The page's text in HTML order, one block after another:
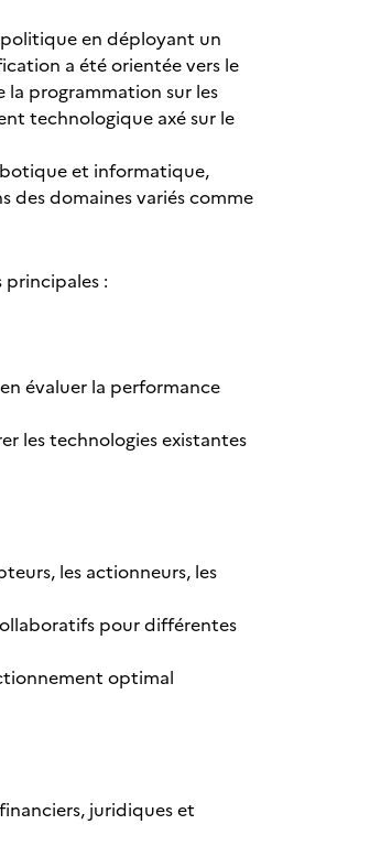
en déployant un
a été orientée vers le
programmation sur les
technologique axé sur le
et informatique,
domaines variés comme
:
évaluer la performance
les technologies existantes
les actionneurs, les
pour différentes
optimal
juridiques et